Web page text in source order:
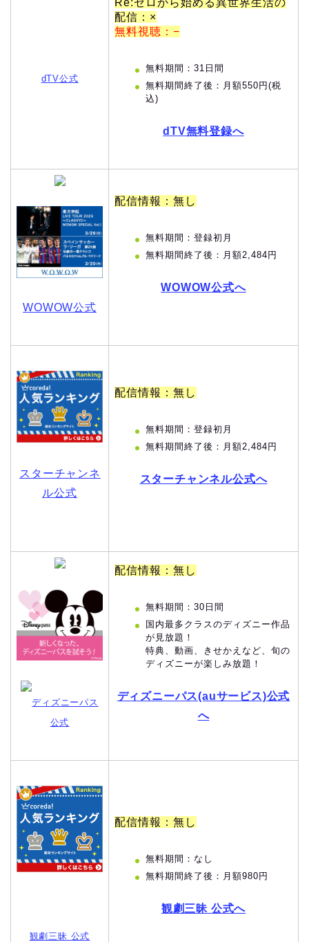
dTV公式
Re:ゼロから始める異世界生活の
配信：×
無料視聴：−
無料期間：31日間
無料期間終了後：月額550円(税
込)
dTV無料登録へ
WOWOW公式
配信情報：無し
無料期間：登録初月
無料期間終了後：月額2,484円
WOWOW公式へ
スターチャンネ
ル公式
配信情報：無し
無料期間：登録初月
無料期間終了後：月額2,484円
スターチャンネル公式へ
ディズニーパス
公式
配信情報：無し
無料期間：30日間
国内最多クラスのディズニー作品
が見放題！
特典、動画、きせかえなど、旬の
ディズニーが楽しみ放題！
ディズニーパス(auサービス)公式
へ
観劇三昧 公式
配信情報：無し
無料期間：なし
無料期間終了後：月額980円
観劇三昧 公式へ